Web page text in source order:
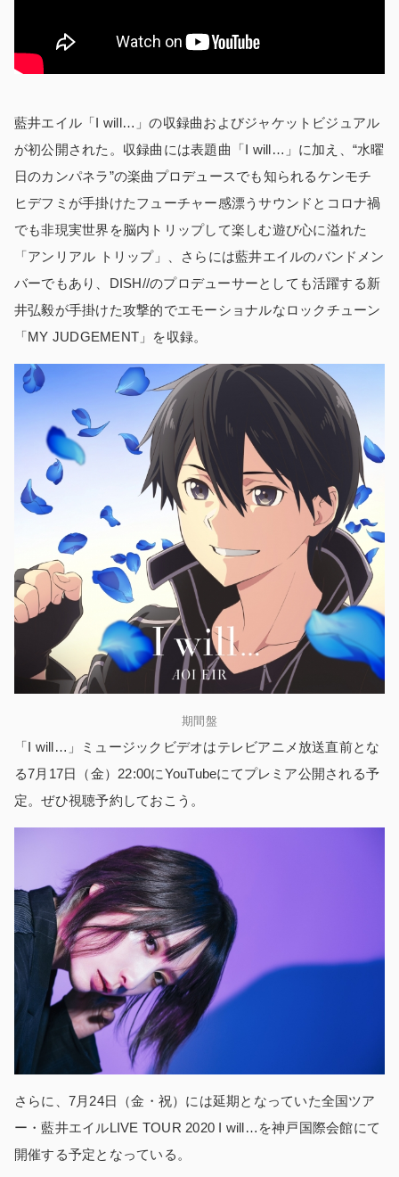
藍井エイル「I will…」の収録曲およびジャケットビジュアル
が初公開された。収録曲には表題曲「I will…」に加え、“水曜
日のカンパネラ”の楽曲プロデュースでも知られるケンモチ
ヒデフミが手掛けたフューチャー感漂うサウンドとコロナ禍
でも非現実世界を脳内トリップして楽しむ遊び心に溢れた
「アンリアル トリップ」、さらには藍井エイルのバンドメン
バーでもあり、DISH//のプロデューサーとしても活躍する新
井弘毅が手掛けた攻撃的でエモーショナルなロックチューン
「MY JUDGEMENT」を収録。
期間盤
「I will…」ミュージックビデオはテレビアニメ放送直前とな
る7月17日（金）22:00にYouTubeにてプレミア公開される予
定。ぜひ視聴予約しておこう。
さらに、7月24日（金・祝）には延期となっていた全国ツア
ー・藍井エイルLIVE TOUR 2020 I will…を神戸国際会館にて
開催する予定となっている。